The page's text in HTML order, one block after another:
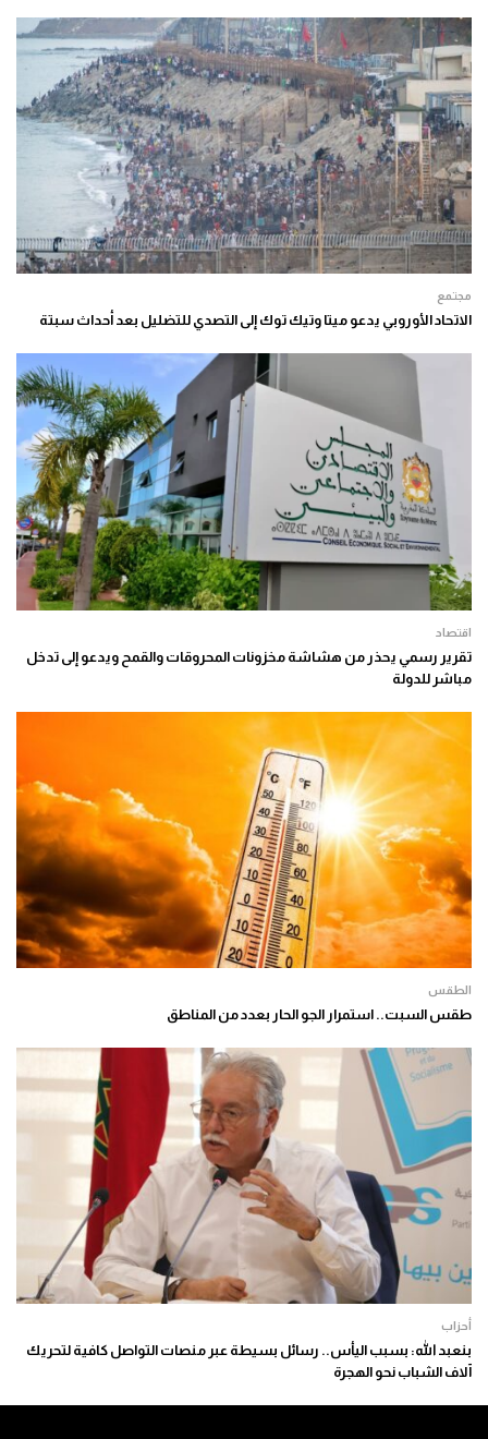
مجتمع
الاتحاد الأوروبي يدعو ميتا وتيك توك إلى التصدي للتضليل بعد أحداث سبتة
اقتصاد
تقرير رسمي يحذر من هشاشة مخزونات المحروقات والقمح ويدعو إلى تدخل
مباشر للدولة
الطقس
طقس السبت.. استمرار الجو الحار بعدد من المناطق
أحزاب
بنعبد الله: بسبب اليأس.. رسائل بسيطة عبر منصات التواصل كافية لتحريك
آلاف الشباب نحو الهجرة